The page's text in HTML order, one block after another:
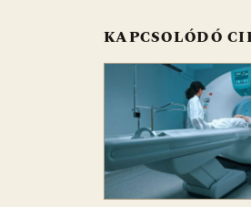
k p
KAPCSOLÓDÓ